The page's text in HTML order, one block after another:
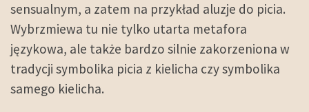
sensualnym, a zatem na przykład aluzje do picia.
Wybrzmiewa tu nie tylko utarta metafora
językowa, ale także bardzo silnie zakorzeniona w
tradycji symbolika picia z kielicha czy symbolika
samego kielicha.